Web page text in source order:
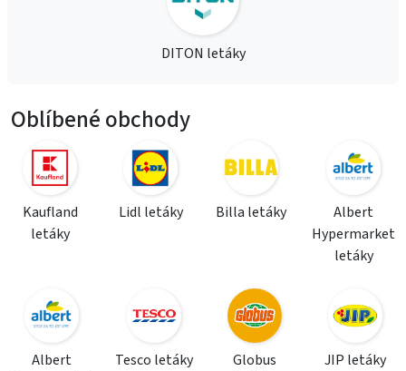
DITON letáky
Oblíbené obchody
Kaufland
letáky
Lidl letáky Billa letáky
Albert
Hypermarket
letáky
Albert
Tesco letáky
Globus
JIP letáky